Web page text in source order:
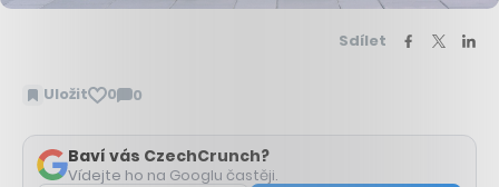
Sdílet
Uložit 0 0
Zobrazit
Baví vás CzechCrunch?
Vídejte ho na Googlu častěji.